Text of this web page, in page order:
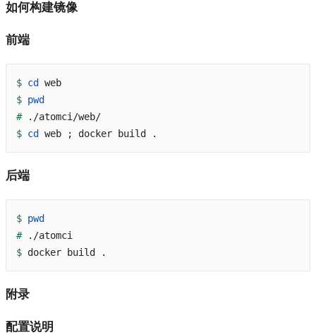
如何构建镜像
前端
$ cd
web
$ pwd
# ./atomci/web/
$ cd web ; docker build .
后端
$ pwd
# ./atomci
$ docker build .
附录
配置说明